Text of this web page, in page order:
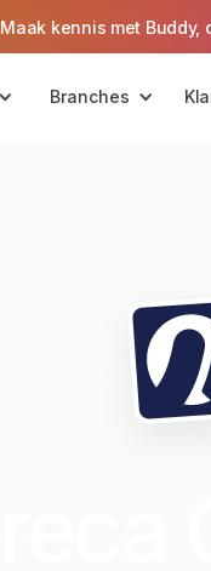
Maak kennis met Buddy,
Branches